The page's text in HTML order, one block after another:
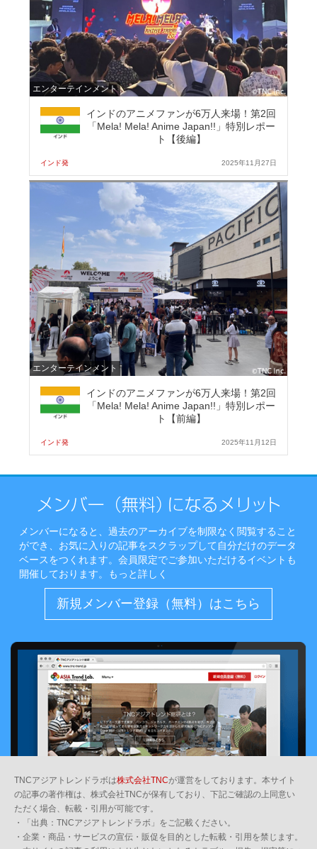
エンターテインメント
インドのアニメファンが6万人来場！第2回
「Mela! Mela! Anime Japan!!」特別レポー
ト【後編】
インド発 2025年11月27日
エンターテインメント
インドのアニメファンが6万人来場！第2回
「Mela! Mela! Anime Japan!!」特別レポー
ト【前編】
インド発 2025年11月12日
メンバーになると、過去のアーカイブを制限なく閲覧すること
ができ、お気に入りの記事をスクラップして自分だけのデータ
ベースをつくれます。会員限定でご参加いただけるイベントも
開催しております。
もっと詳しく
新規メンバー登録（無料）はこちら
TNCアジアトレンドラボは株式会社TNCが運営をしております。本サイト
の記事の著作権は、株式会社TNCが保有しており、下記ご確認の上同意い
ただく場合、転載・引用が可能です。
・「出典：TNCアジアトレンドラボ」をご記載ください。
・企業・商品・サービスの宣伝・販促を目的とした転載・引用を禁じます。